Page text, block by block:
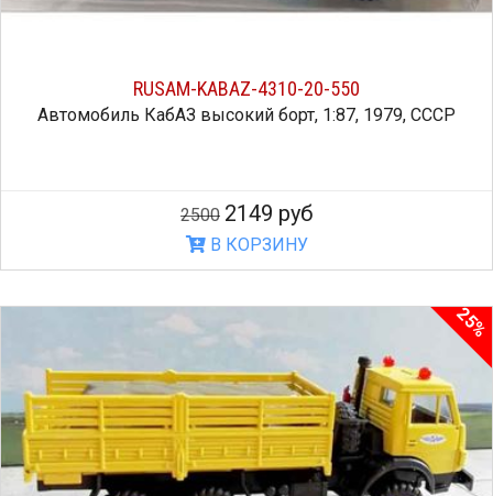
RUSAM-KABAZ-4310-20-550
Автомобиль КабАЗ высокий борт, 1:87, 1979, СССР
2500 2149 руб
В КОРЗИНУ
25%